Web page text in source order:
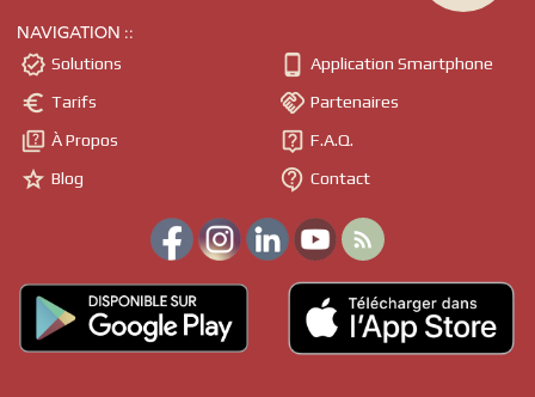
NAVIGATION ::
 Solutions
 Tarifs
 À Propos
 Blog
 Application Smartphone
 Partenaires
 F.A.Q.
 Contact
